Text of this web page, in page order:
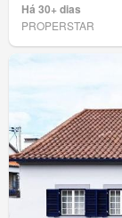
Há 30+ dias
PROPERSTAR